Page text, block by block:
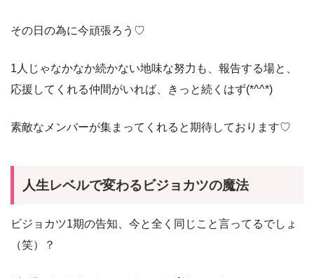
その日の為に今頑張ろう♡
1人じゃなかなか続かない地味な努力も、報告する場と、
応援してくれる仲間がいれば、きっと続くはず(*^^*)
素敵なメンバーが集まってくれると期待しております♡
人生レベルで変わるビジョカツの魔法
ビジョカツ1期の告知、今と全く同じこと言ってるでしょ
（笑）？